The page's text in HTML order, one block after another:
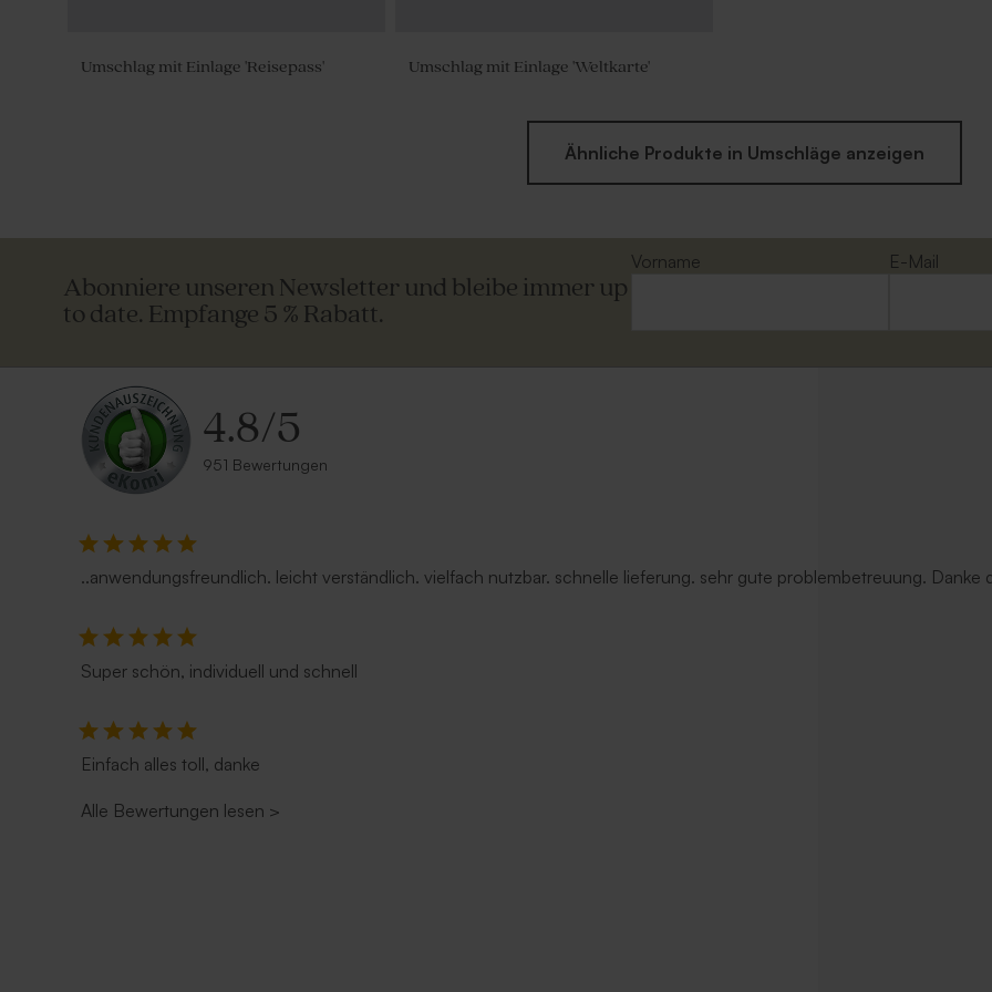
Umschlag mit Einlage 'Reisepass' Umschlag mit Einlage 'Weltkarte'
Ähnliche Produkte in Umschläge anzeigen
Abonniere unseren Newsletter und bleibe immer up
to date. Empfange 5 % Rabatt.
Vorname
E-Mail
4.8/5
951 Bewertungen
..anwendungsfreundlich. leicht verständlich. vielfach nutzbar. schnelle lieferung. sehr gute problembetreuung. Danke
Super schön, individuell und schnell
Einfach alles toll, danke
Alle Bewertungen lesen >